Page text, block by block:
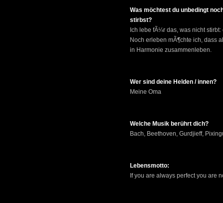
Was möchtest du unbedingt
stirbst?
Ich lebe fÃ¼r das, was nicht
Noch erleben mÃ¶chte ich, dass
in Harmonie zusammenleben.
Wer sind deine Helden / innen?
Meine Oma
Welche Musik berührt dich?
Bach, Beethoven, Gurdjieff,
Lebensmotto:
If you are always perfect you are